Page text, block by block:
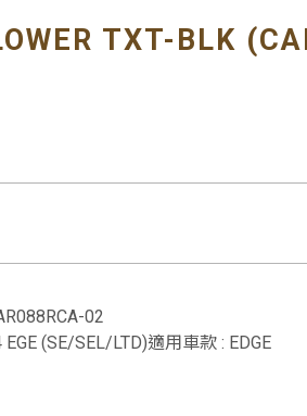
TXT-BLK
02
(SE/SEL/LTD)適用車款 : EDGE